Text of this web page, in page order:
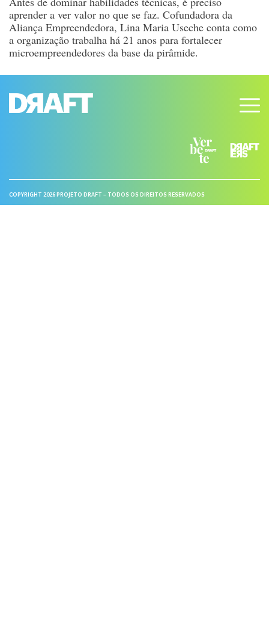
aprender a ver valor no que se faz. Cofundadora da
Aliança Empreendedora, Lina Maria Useche conta como
a organização trabalha há 21 anos para fortalecer
microempreendedores da base da pirâmide.
COPYRIGHT 2026 PROJETO DRAFT – TODOS OS DIREITOS RESERVADOS